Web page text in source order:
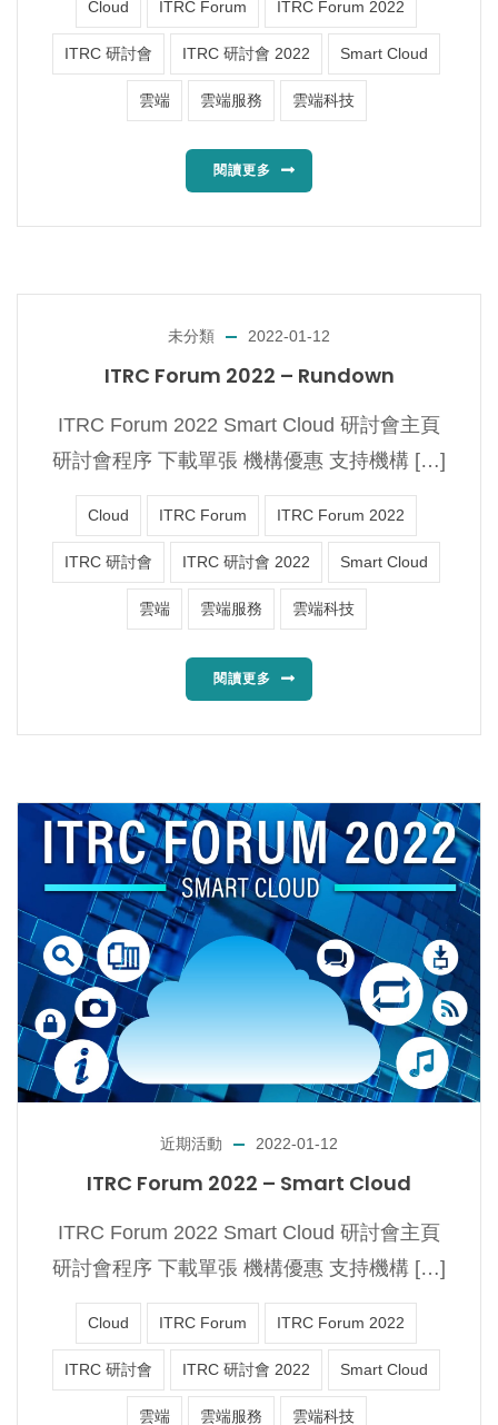
Cloud ITRC Forum ITRC Forum 2022
ITRC 研討會 ITRC 研討會 2022 Smart Cloud
雲端 雲端服務 雲端科技
閱讀更多
未分類 2022-01-12
ITRC Forum 2022 – Rundown
ITRC Forum 2022 Smart Cloud 研討會主頁
研討會程序 下載單張 機構優惠 支持機構 […]
Cloud ITRC Forum ITRC Forum 2022
ITRC 研討會 ITRC 研討會 2022 Smart Cloud
雲端 雲端服務 雲端科技
閱讀更多
近期活動 2022-01-12
ITRC Forum 2022 – Smart Cloud
ITRC Forum 2022 Smart Cloud 研討會主頁
研討會程序 下載單張 機構優惠 支持機構 […]
Cloud ITRC Forum ITRC Forum 2022
ITRC 研討會 ITRC 研討會 2022 Smart Cloud
雲端 雲端服務 雲端科技